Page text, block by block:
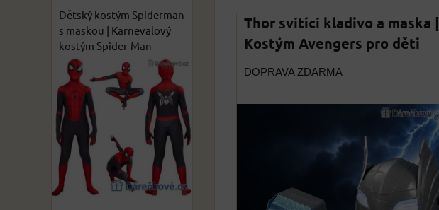
Thor svítící kladivo a maska |
Kostým Avengers pro děti
DOPRAVA ZDARMA
Dětský kostým Spiderman
s maskou | Karnevalový
kostým Spider-Man